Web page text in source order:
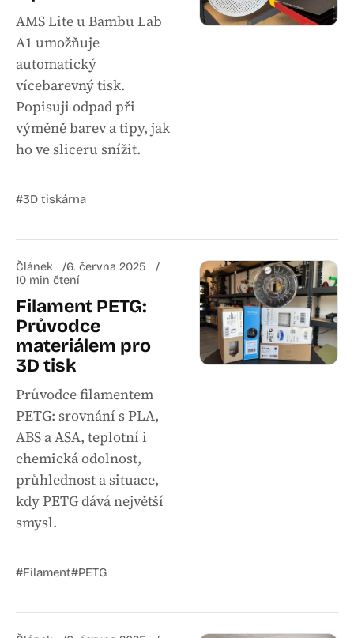
AMS Lite u Bambu Lab
A1 umožňuje
automatický
vícebarevný tisk.
Popisuji odpad při
výměně barev a tipy, jak
ho ve sliceru snížit.
#3D tiskárna
Článek
6. června 2025
10 min čtení
Filament PETG:
Průvodce
materiálem pro
3D tisk
Průvodce filamentem
PETG: srovnání s PLA,
ABS a ASA, teplotní i
chemická odolnost,
průhlednost a situace,
kdy PETG dává největší
smysl.
#Filament#PETG